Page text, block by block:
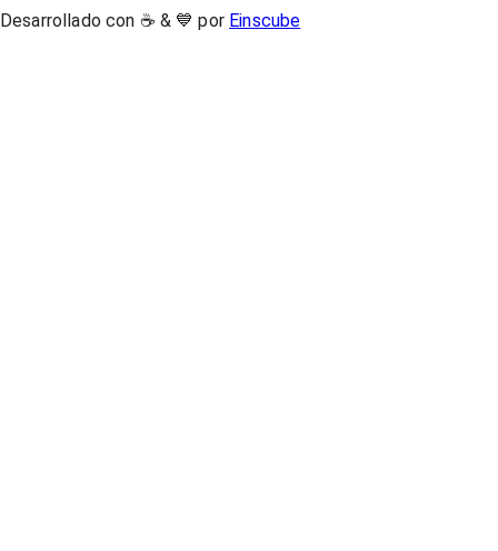
Desarrollado con ☕ & 💙 por Einscube